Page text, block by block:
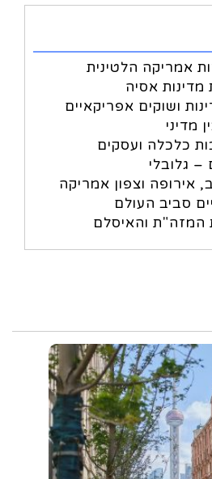
אמריקה הלטינית
מדינות אסיה
ושוקים אפריקאיים
מדיני
כלכלה ועסקים
גלובלי
אירופה וצפון אמריקה
סביב העולם
המזה"ת והאיסלם